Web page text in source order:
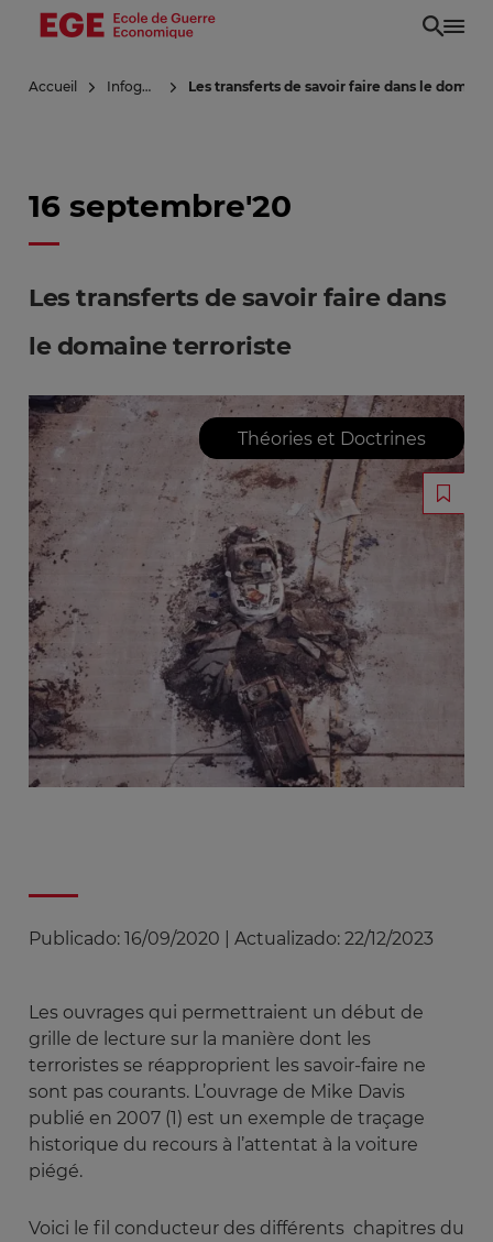
Aller
principal
Accueil Infoguerre Les transferts de savoir faire dans le
16 septembre'20
Les transferts de savoir faire dans
le domaine terroriste
Théories et Doctrines
Publicado: 16/09/2020 Actualizado: 22/12/2023
Les ouvrages qui permettraient un début de
grille de lecture sur la manière dont les
terroristes se réapproprient les savoir-faire ne
sont pas courants. L’ouvrage de Mike Davis
publié en 2007 (1) est un exemple de traçage
historique du recours à l’attentat à la voiture
piégé.
Voici le fil conducteur des différents chapitres du